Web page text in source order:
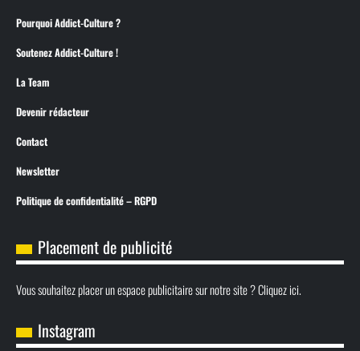
Pourquoi Addict-Culture ?
Soutenez Addict-Culture !
La Team
Devenir rédacteur
Contact
Newsletter
Politique de confidentialité – RGPD
Placement de publicité
Vous souhaitez placer un espace publicitaire sur notre site ? Cliquez ici.
Instagram